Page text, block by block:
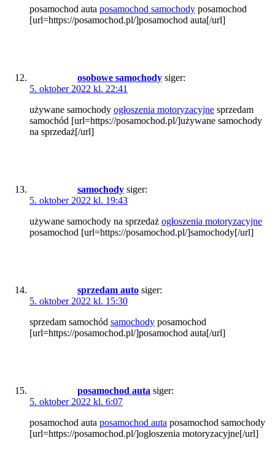
posamochod auta posamochod samochody posamochod
[url=https://posamochod.pl/]posamochod auta[/url]
osobowe samochody siger:
5. oktober 2022 kl. 22:41
używane samochody ogłoszenia motoryzacyjne sprzedam
samochód [url=https://posamochod.pl/]używane samochody
na sprzedaż[/url]
samochody siger:
5. oktober 2022 kl. 19:43
używane samochody na sprzedaż ogłoszenia motoryzacyjne
posamochod [url=https://posamochod.pl/]samochody[/url]
sprzedam auto siger:
5. oktober 2022 kl. 15:30
sprzedam samochód samochody posamochod
[url=https://posamochod.pl/]posamochod auta[/url]
posamochod auta siger:
5. oktober 2022 kl. 6:07
posamochod auta posamochod auta posamochod samochody
[url=https://posamochod.pl/]ogłoszenia motoryzacyjne[/url]